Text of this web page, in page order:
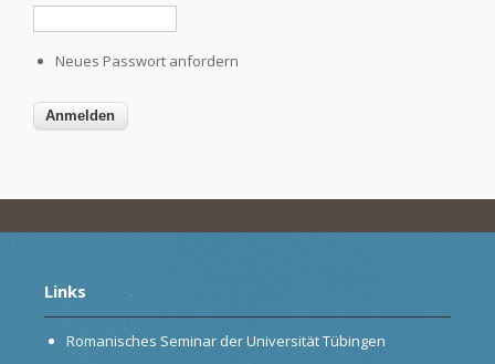
Neues Passwort anfordern
Links
Romanisches Seminar der Universität Tübingen